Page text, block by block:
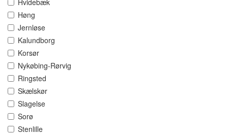
Hvidebæk
Høng
Jernløse
Kalundborg
Korsør
Nykøbing-Rørvig
Ringsted
Skælskør
Slagelse
Sorø
Stenlille